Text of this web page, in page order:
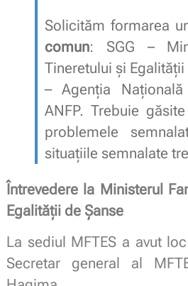
Solicităm formarea
comun: SGG –
Tineretului și Egalității
– Agenția
ANFP. Trebuie
problemele
situațiile semnalate
Întrevedere la Ministerul
Egalității de Șanse
La sediul MFTES a avut
Secretar general al